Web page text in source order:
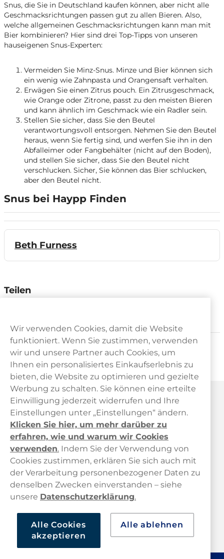
Snus, die Sie in Deutschland kaufen können, aber nicht alle
Geschmacksrichtungen passen gut zu allen Bieren. Also,
welche allgemeinen Geschmacksrichtungen kann man mit
Bier kombinieren? Hier sind drei Top-Tipps von unseren
hauseigenen Snus-Experten:
Vermeiden Sie Minz-Snus. Minze und Bier können sich
ein wenig wie Zahnpasta und Orangensaft verhalten.
Erwägen Sie einen Zitrus pouch. Ein Zitrusgeschmack,
wie Orange oder Zitrone, passt zu den meisten Bieren
und kann ähnlich im Geschmack wie ein Radler sein.
Stellen Sie sicher, dass Sie den Beutel
verantwortungsvoll entsorgen. Nehmen Sie den Beutel
heraus, wenn Sie fertig sind, und werfen Sie ihn in den
Abfalleimer oder Fangbehälter (nicht auf den Boden),
und stellen Sie sicher, dass Sie den Beutel nicht
verschlucken. Sicher, Sie können das Bier schlucken,
aber den Beutel nicht.
Snus bei Haypp Finden
Beth Furness
Teilen
Haypp Österreich
Kundendienst
Über uns
Wir verwenden Cookies, damit die Website
funktioniert. Wenn Sie zustimmen, verwenden
wir und unsere Partner auch Cookies, um
Ihnen ein personalisiertes Einkaufserlebnis zu
bieten, die Website zu optimieren und gezielte
Werbung zu schalten. Sie können eine erteilte
Einwilligung jederzeit widerrufen und Ihre
Einstellungen unter „Einstellungen“ ändern.
Klicken Sie hier, um mehr darüber zu
erfahren, wie und warum wir Cookies
verwenden. Indem Sie der Verwendung von
Cookies zustimmen, erklären Sie sich auch mit
der Verarbeitung personenbezogener Daten zu
denselben Zwecken einverstanden – siehe
unsere Datenschutzerklärung.
Alle Cookies
akzeptieren
Alle ablehnen